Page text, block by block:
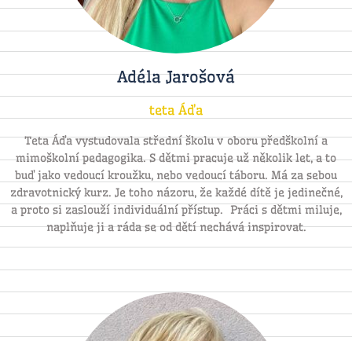
Adéla Jarošová
teta Áďa
Teta Áďa vystudovala střední školu v oboru předškolní a
mimoškolní pedagogika. S dětmi pracuje už několik let, a to
buď jako vedoucí kroužku, nebo vedoucí táboru. Má za sebou
zdravotnický kurz. Je toho názoru, že každé dítě je jedinečné,
a proto si zaslouží individuální přístup. Práci s dětmi miluje,
naplňuje ji a ráda se od dětí nechává inspirovat.